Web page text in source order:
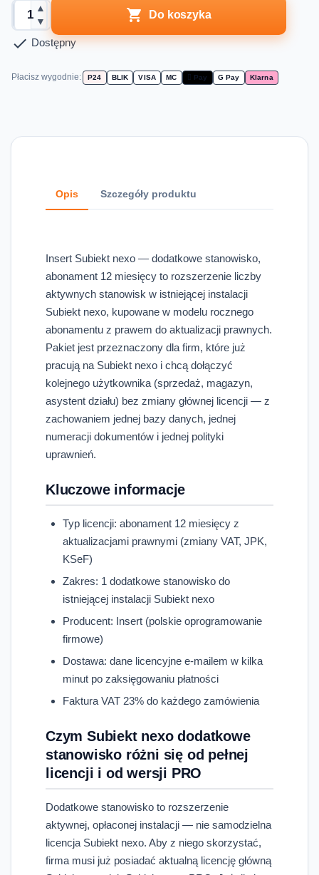
▲
▼
 Do koszyka
 Dostępny
Płacisz wygodnie: P24 BLIK VISA MC  Pay G Pay Klarna
Opis Szczegóły produktu
Insert Subiekt nexo — dodatkowe stanowisko,
abonament 12 miesięcy to rozszerzenie liczby
aktywnych stanowisk w istniejącej instalacji
Subiekt nexo, kupowane w modelu rocznego
abonamentu z prawem do aktualizacji prawnych.
Pakiet jest przeznaczony dla firm, które już
pracują na Subiekt nexo i chcą dołączyć
kolejnego użytkownika (sprzedaż, magazyn,
asystent działu) bez zmiany głównej licencji — z
zachowaniem jednej bazy danych, jednej
numeracji dokumentów i jednej polityki
uprawnień.
Kluczowe informacje
Typ licencji: abonament 12 miesięcy z
aktualizacjami prawnymi (zmiany VAT, JPK,
KSeF)
Zakres: 1 dodatkowe stanowisko do
istniejącej instalacji Subiekt nexo
Producent: Insert (polskie oprogramowanie
firmowe)
Dostawa: dane licencyjne e‑mailem w kilka
minut po zaksięgowaniu płatności
Faktura VAT 23% do każdego zamówienia
Czym Subiekt nexo dodatkowe
stanowisko różni się od pełnej
licencji i od wersji PRO
Dodatkowe stanowisko to rozszerzenie
aktywnej, opłaconej instalacji — nie samodzielna
licencja Subiekt nexo. Aby z niego skorzystać,
firma musi już posiadać aktualną licencję główną